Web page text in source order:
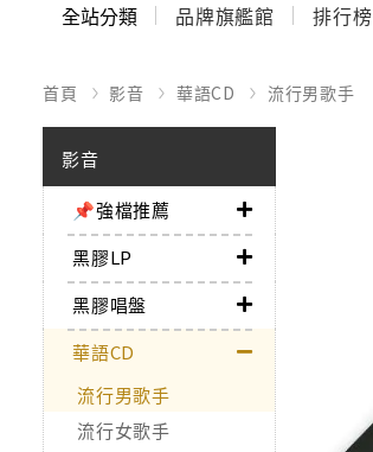
全站分類 品牌旗艦館 排行榜
首頁 影音 華語CD 流行男歌手
影音
📌強檔推薦
黑膠LP
黑膠唱盤
華語CD
流行男歌手
流行女歌手